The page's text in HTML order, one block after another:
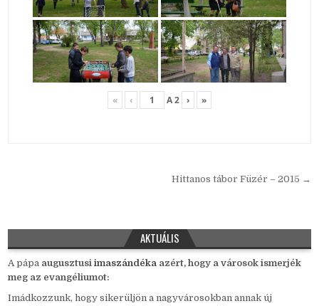
« ‹ A2 › »
Hittanos tábor Füzér – 2015 →
AKTUÁLIS
A pápa augusztusiimaszándéka azért, hogy a városok ismerjék
meg az evangéliumot:
Imádkozzunk, hogy sikerüljön a nagyvárosokban annak új